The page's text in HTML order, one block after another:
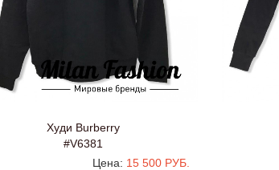
Худи Burberry
#V6381
Цена: 15 500 РУБ.